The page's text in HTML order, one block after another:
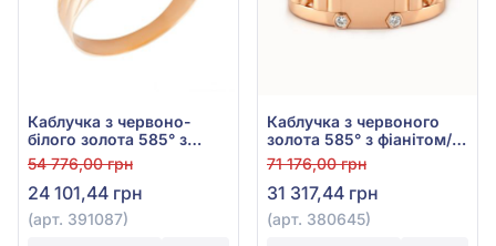
Каблучка з червоно-
білого золота 585° з
фіанітом, арт. 391087
54 776,00 грн
24 101,44 грн
(арт. 391087)
Каблучка з червоного
золота 585° з фіанітом/
куб.цирконієм, арт.
380645
71 176,00 грн
31 317,44 грн
(арт. 380645)